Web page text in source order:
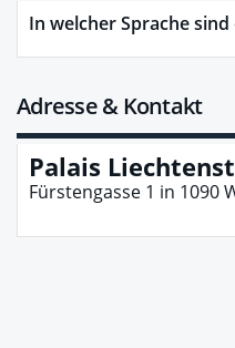
In welcher Sprache
Adresse & Kontakt
Palais
Fürstengasse 1 in 1090